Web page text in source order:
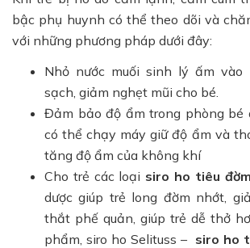
bậc phụ huynh có thể theo dõi và
với những phương pháp dưới đây:
Nhỏ nước muối sinh lý ấm vào
sạch, giảm nghẹt mũi cho bé.
Đảm bảo độ ẩm trong phòng bé
có thể chạy máy giữ độ ẩm và
tăng độ ẩm của không khí
Cho trẻ các loại siro ho tiêu
dược giúp trẻ long đờm nhớt,
thắt phế quản, giúp trẻ dễ thở
phẩm, siro ho Selituss – siro ho